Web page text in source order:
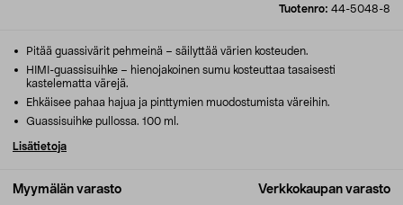
Tuotenro: 44-5048-8
Myymälän varasto Verkkokaupan varasto
Pitää guassivärit pehmeinä – säilyttää värien kosteuden.
HIMI-guassisuihke – hienojakoinen sumu kosteuttaa tasaisesti
kastelematta värejä.
Ehkäisee pahaa hajua ja pinttymien muodostumista väreihin.
Guassisuihke pullossa. 100 ml.
Lisätietoja